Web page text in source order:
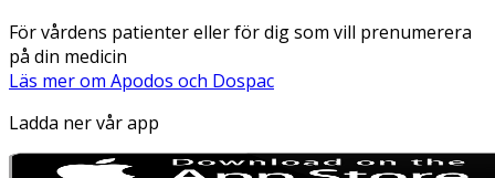
För vårdens patienter eller för dig som vill prenumerera
på din medicin
Läs mer om Apodos och Dospac
Ladda ner vår app